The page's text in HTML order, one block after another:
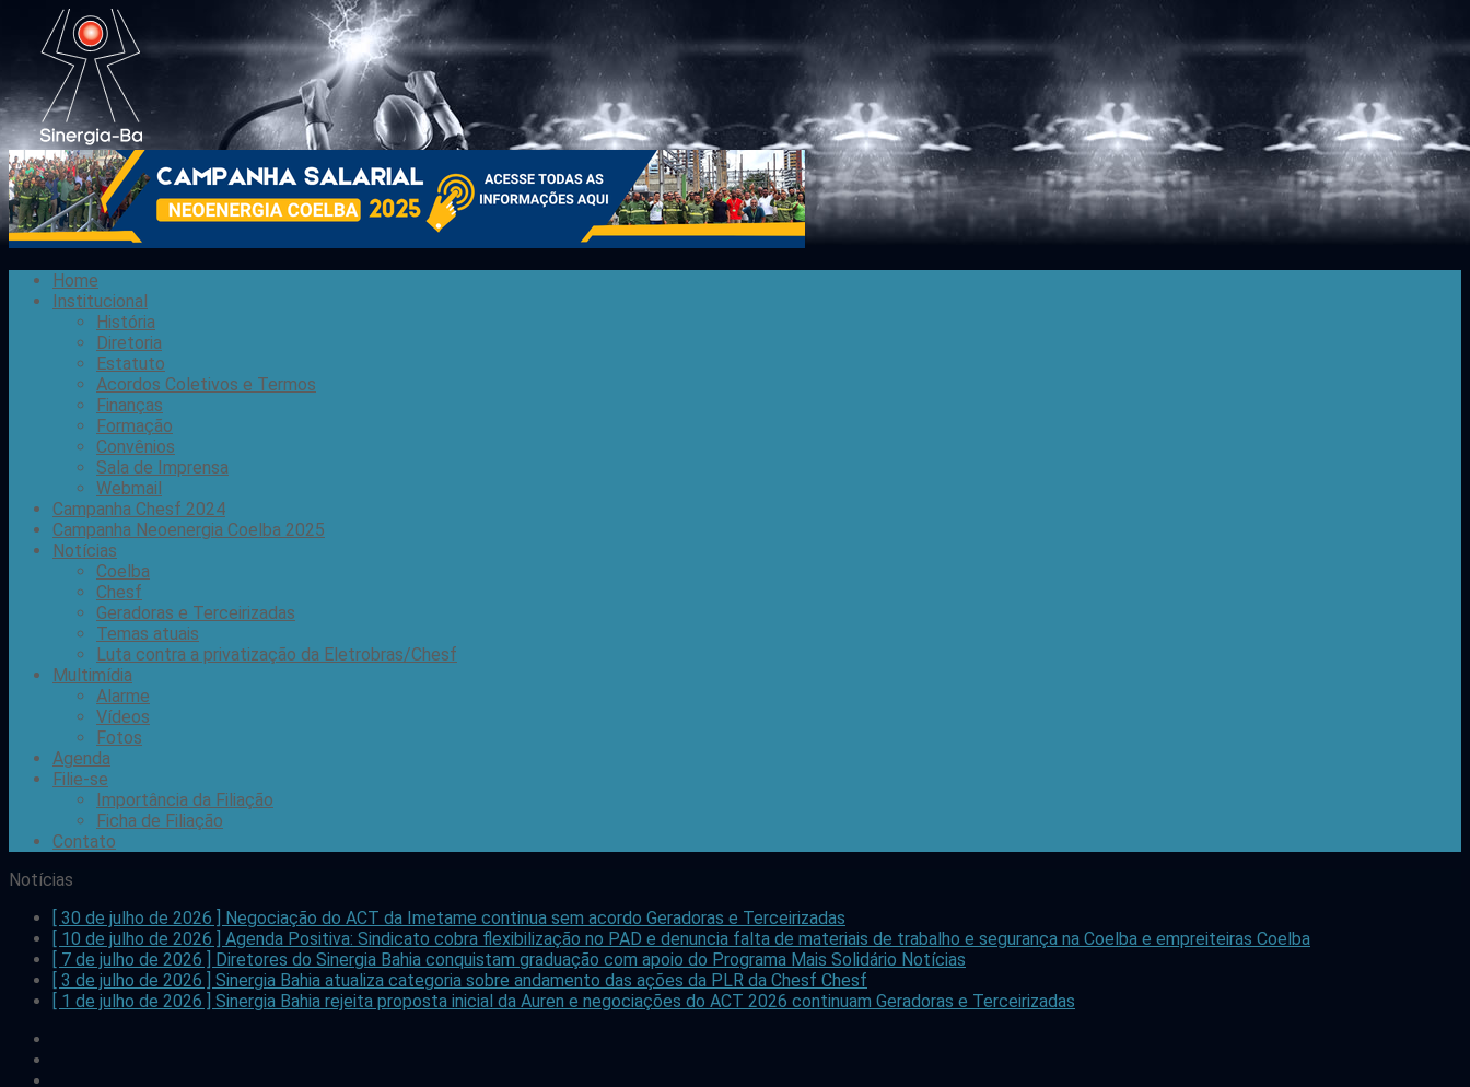
Home
Institucional
História
Diretoria
Estatuto
Acordos Coletivos e Termos
Finanças
Formação
Convênios
Sala de Imprensa
Webmail
Campanha Chesf 2024
Campanha Neoenergia Coelba 2025
Notícias
Coelba
Chesf
Geradoras e Terceirizadas
Temas atuais
Luta contra a privatização da Eletrobras/Chesf
Multimídia
Alarme
Vídeos
Fotos
Agenda
Filie-se
Importância da Filiação
Ficha de Filiação
Contato
Notícias
[ 30 de julho de 2026 ] Negociação do ACT da Imetame continua sem acordo Geradoras e Terceirizadas
[ 10 de julho de 2026 ] Agenda Positiva: Sindicato cobra flexibilização no PAD e denuncia falta de materiais de trabalho e segurança na Coelba e empreiteiras Coelba
[ 7 de julho de 2026 ] Diretores do Sinergia Bahia conquistam graduação com apoio do Programa Mais Solidário Notícias
[ 3 de julho de 2026 ] Sinergia Bahia atualiza categoria sobre andamento das ações da PLR da Chesf Chesf
[ 1 de julho de 2026 ] Sinergia Bahia rejeita proposta inicial da Auren e negociações do ACT 2026 continuam Geradoras e Terceirizadas